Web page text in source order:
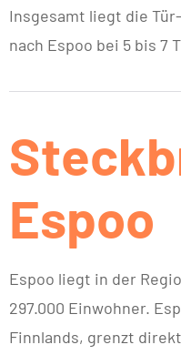
Insgesamt liegt die
nach Espoo bei 5 bis 7
Espoo
Espoo liegt in der
297.000 Einwohner.
Finnlands, grenzt